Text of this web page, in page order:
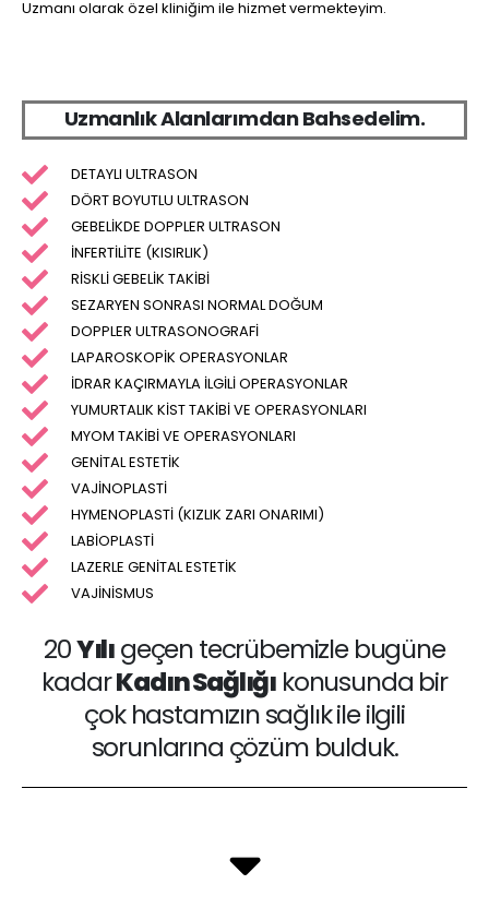
Uzmanı olarak özel kliniğim ile hizmet vermekteyim.
UzmanlıkAlanlarımdanBahsedelim.
DETAYLI ULTRASON
DÖRT BOYUTLU ULTRASON
GEBELİKDE DOPPLER ULTRASON
İNFERTİLİTE (KISIRLIK)
RİSKLİ GEBELİK TAKİBİ
SEZARYEN SONRASI NORMAL DOĞUM
DOPPLER ULTRASONOGRAFİ
LAPAROSKOPİK OPERASYONLAR
İDRAR KAÇIRMAYLA İLGİLİ OPERASYONLAR
YUMURTALIK KİST TAKİBİ VE OPERASYONLARI
MYOM TAKİBİ VE OPERASYONLARI
GENİTAL ESTETİK
VAJİNOPLASTİ
HYMENOPLASTİ (KIZLIK ZARI ONARIMI)
LABİOPLASTİ
LAZERLE GENİTAL ESTETİK
VAJİNİSMUS
20Yılıgeçen tecrübemizle bugüne
kadarKadın Sağlığı konusunda bir
çok hastamızın sağlık ile ilgili
sorunlarına çözüm bulduk.